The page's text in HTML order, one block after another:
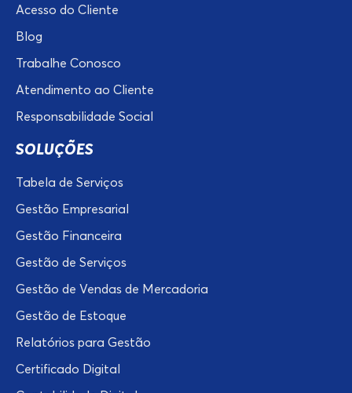
Acesso do Cliente
Blog
Trabalhe Conosco
Atendimento ao Cliente
Responsabilidade Social
SOLUÇÕES
Tabela de Serviços
Gestão Empresarial
Gestão Financeira
Gestão de Serviços
Gestão de Vendas de Mercadoria
Gestão de Estoque
Relatórios para Gestão
Certificado Digital